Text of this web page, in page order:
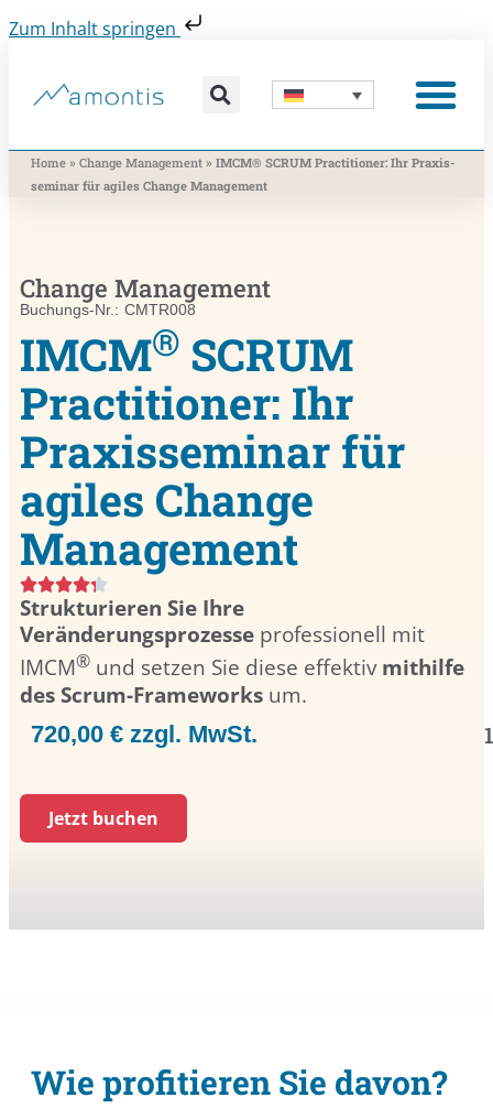
Zum Inhalt springen
Home » Change Management » IMCM® SCRUM Practitioner: Ihr Praxis­
seminar für agiles Change Management
Change Management
Buchungs-Nr.: CMTR008
IMCM® SCRUM
Practitioner: Ihr
Praxis­seminar für
agiles Change
Management
Strukturieren Sie Ihre
Veränderungsprozesse professionell mit
IMCM® und setzen Sie diese effektivmithilfe
des Scrum-Frameworks um.
720,00 € zzgl. MwSt.
Jetzt buchen
Wie profitieren Sie davon?